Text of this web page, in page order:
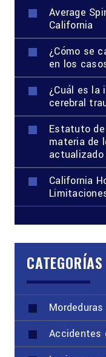
Average
California
¿Cómo se
en los
¿Cuál es la
cerebral
Estatuto
materia de
actualizado
California
CATEGORÍAS
Accidentes